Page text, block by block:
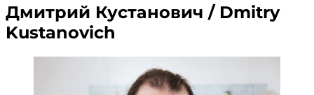
Дмитрий Кустанович / Dmitry
Kustanovich